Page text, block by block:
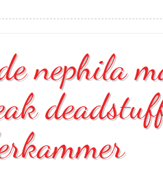
nephila